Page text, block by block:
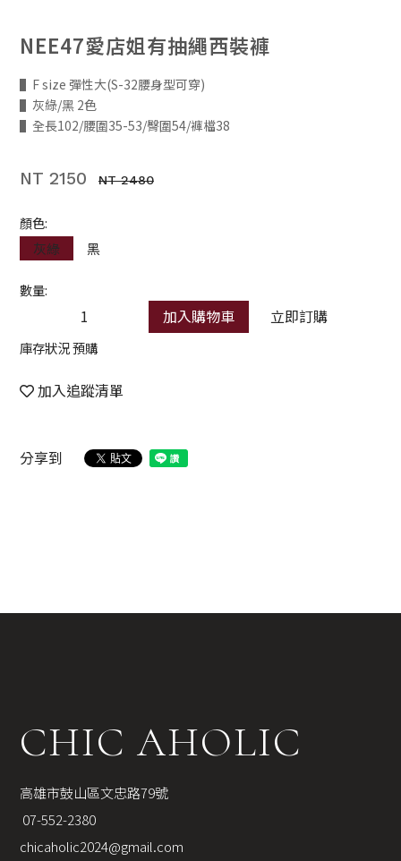
NEE47愛店姐有抽繩西裝褲
▌F size 彈性大(S-32腰身型可穿)
▌灰綠/黑 2色
▌全長102/腰圍35-53/臀圍54/褲檔38
NT 2150 NT 2480
顏色:
灰綠
黑
數量:
加入購物車 立即訂購
庫存狀況 預購
加入追蹤清單
分享到
CHIC AHOLIC
高雄市鼓山區文忠路79號
07-552-2380
chicaholic2024@gmail.com